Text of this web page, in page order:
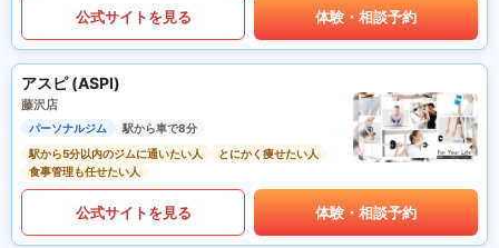
公式サイトを見る 体験・相談予約
アスピ (ASPI)
藤沢店
パーソナルジム
駅から車で8分
駅から5分以内のジムに通いたい人
とにかく痩せたい人
食事管理も任せたい人
公式サイトを見る 体験・相談予約